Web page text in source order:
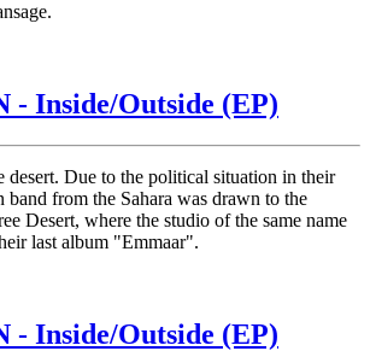
- Inside/Outside (EP)
desert. Due to the political situation in their
band from the Sahara was drawn to the
Desert, where the studio of the same name
last album "Emmaar".
- Inside/Outside (EP)